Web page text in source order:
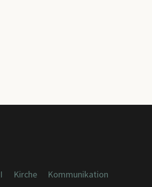
Kirche
Kommunikation